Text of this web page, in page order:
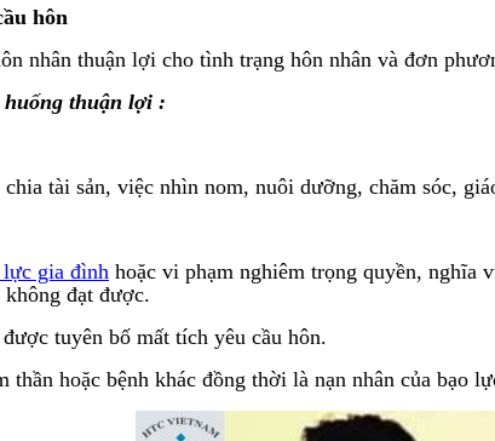
hôn
nhân thuận lợi cho tình trạng hôn nhân và đơn
thuận lợi :
tài sản, việc nhìn nom, nuôi dưỡng, chăm sóc,
lực gia đình hoặc vi phạm nghiêm trọng quyền, nghĩa
đạt được.
tuyên bố mất tích yêu cầu hôn.
hoặc bệnh khác đồng thời là nạn nhân của bạo